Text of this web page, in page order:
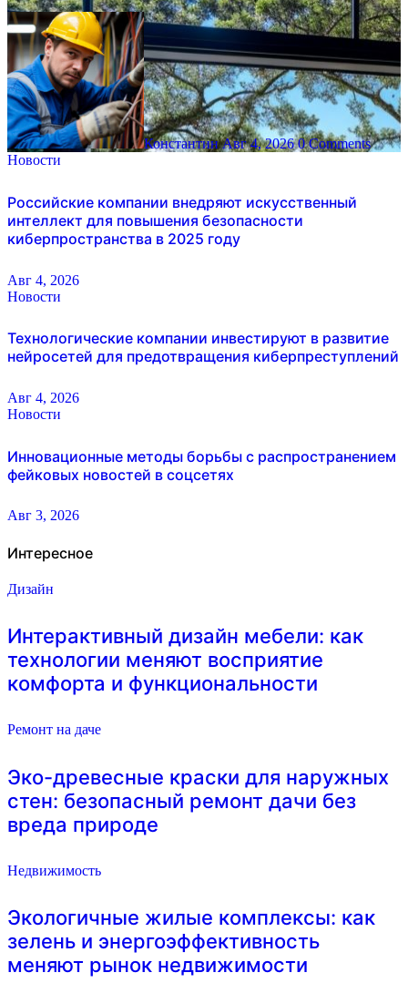
КонстантинАвг 4, 2026 0 Comments
Новости
Российские компании внедряют искусственный
интеллект для повышения безопасности
киберпространства в 2025 году
Авг 4, 2026
Новости
Технологические компании инвестируют в развитие
нейросетей для предотвращения киберпреступлений
Авг 4, 2026
Новости
Инновационные методы борьбы с распространением
фейковых новостей в соцсетях
Авг 3, 2026
Интересное
Дизайн
Интерактивный дизайн мебели: как
технологии меняют восприятие
комфорта и функциональности
Ремонт на даче
Эко-древесные краски для наружных
стен: безопасный ремонт дачи без
вреда природе
Недвижимость
Экологичные жилые комплексы: как
зелень и энергоэффективность
меняют рынок недвижимости